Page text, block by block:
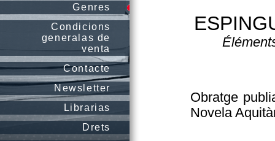
Genres
Condicions
generalas de
venta
Contacte
Newsletter
Librarias
Drets
Obratge
Novela